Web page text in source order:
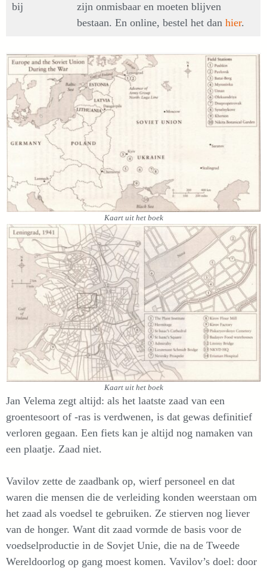
bij
zijn onmisbaar en moeten blijven
bestaan. En online, bestel het dan hier.
Kaart uit het boek
Kaart uit het boek
Jan Velema zegt altijd: als het laatste zaad van een
groentesoort of -ras is verdwenen, is dat gewas definitief
verloren gegaan. Een fiets kan je altijd nog namaken van
een plaatje. Zaad niet.
Vavilov zette de zaadbank op, wierf personeel en dat
waren die mensen die de verleiding konden weerstaan om
het zaad als voedsel te gebruiken. Ze stierven nog liever
van de honger. Want dit zaad vormde de basis voor de
voedselproductie in de Sovjet Unie, die na de Tweede
Wereldoorlog op gang moest komen. Vavilov’s doel: door